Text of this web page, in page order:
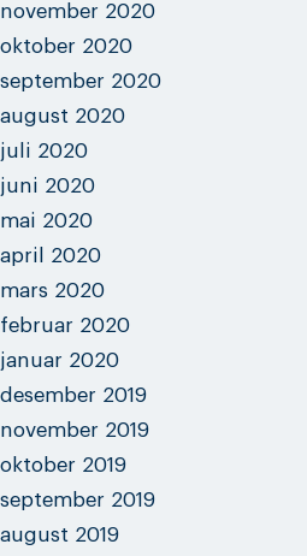
november 2020
oktober 2020
september 2020
august 2020
juli 2020
juni 2020
mai 2020
april 2020
mars 2020
februar 2020
januar 2020
desember 2019
november 2019
oktober 2019
september 2019
august 2019